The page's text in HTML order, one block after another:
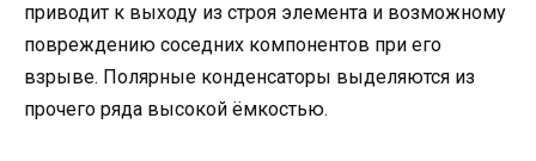
приводит к выходу из строя элемента и возможному
повреждению соседних компонентов при его
взрыве. Полярные конденсаторы выделяются из
прочего ряда высокой ёмкостью.